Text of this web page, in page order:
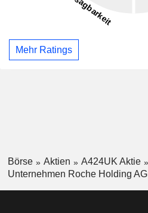
Mehr Ratings
Börse Aktien A424UK Aktie
Unternehmen Roche Holding AG